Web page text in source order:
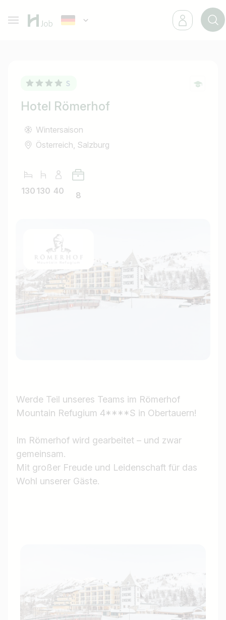
Hotel Römerhof
Wintersaison
Österreich, Salzburg
130 130 40 8
Werde Teil unseres Teams im Römerhof
Mountain Refugium 4****S in Obertauern!
Im Römerhof wird gearbeitet – und zwar
gemeinsam.
Mit großer Freude und Leidenschaft für das
Wohl unserer Gäste.